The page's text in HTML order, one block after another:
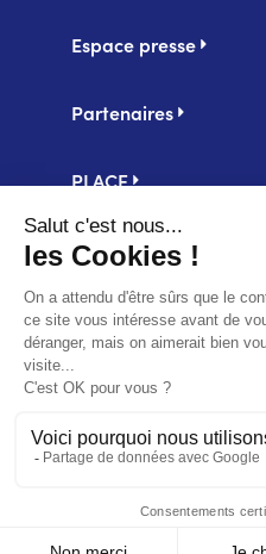
Espace presse
Partenaires
PLACE
Centrale d'achat UniHA
Second
Mentions légales
Politique de confidentialité